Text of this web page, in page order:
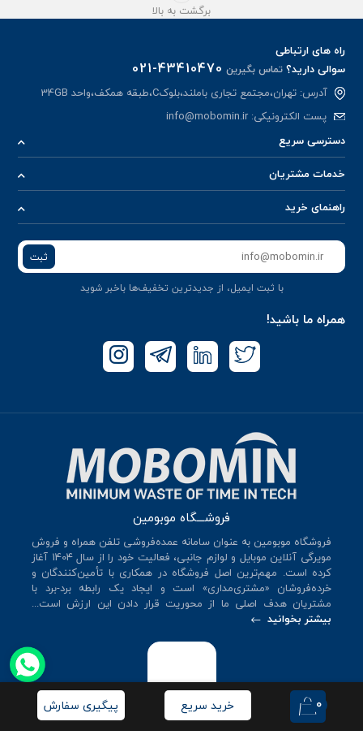
برگشت به بالا
راه های ارتباطی
سوالی دارید؟تماس بگیرین 021-43410470
آدرس: تهران،مجتمع تجاری باملند،بلوکC،طبقه همکف،واحد 34GB
پست الکترونیکی:info@mobomin.ir
دسترسی سریع
خدمات مشتریان
راهنمای خرید
ثبت
با ثبت ایمیل، از جدید‌ترین تخفیف‌ها با‌خبر شوید
همراه ما باشید!
فروشـــگاه موبومین
فروشگاه موبومین به عنوان سامانه عمده‌فروشی تلفن همراه و فروش
مویرگی آنلاین موبایل و لوازم جانبی، فعالیت خود را از سال 140۴ آغاز
کرده است. مهم‌ترین اصل فروشگاه در همکاری با تأمین‌کنندگان و
خرده‌فروشان «مشتری‌مداری» است و ایجاد یک رابطه برد-برد با
مشتریان هدف اصلی ما از محوریت قرار دادن این ارزش است...
بیشتر بخوانید
0 خرید سریع پیگیری سفارش